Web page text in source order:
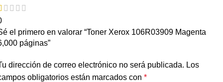
el primero en valorar “Toner Xerox 106R03909 Magenta
páginas”
dirección de correo electrónico no será publicada. Los
obligatorios están marcados con *